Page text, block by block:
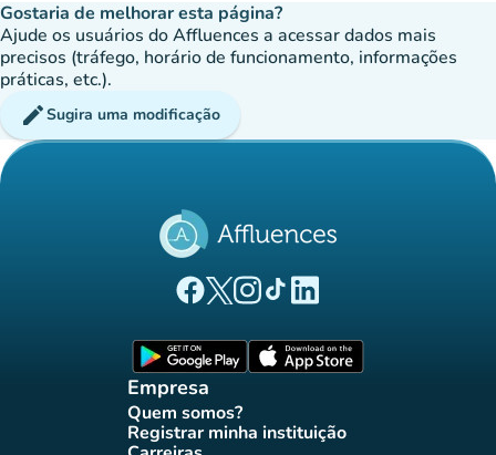
Gostaria de melhorar esta página?
Ajude os usuários do Affluences a acessar dados mais
precisos (tráfego, horário de funcionamento, informações
práticas, etc.).
editSugira uma modificação
(novo separador)
(novo separador)
(novo separador)
(novo separador)
(novo separador)
Empresa
Quem somos?(novo separador)
Registrar minha instituição
(novo separador)